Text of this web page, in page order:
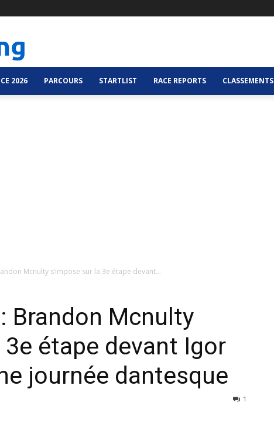
2026 PARCOURS STARTLIST RACE REPORTS CLASSEMENTS
Mcnulty s’impose sur la 3e étape devant...
Brandon Mcnulty
3e étape devant Igor
journée dantesque
1